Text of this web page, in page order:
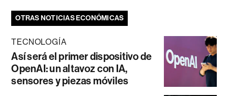
OTRAS NOTICIAS ECONÓMICAS
TECNOLOGÍA
Así será el primer dispositivo de
OpenAI: un altavoz con IA,
sensores y piezas móviles